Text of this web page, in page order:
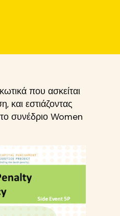
που ασκείται
και εστιάζοντας
συνέδριο Women